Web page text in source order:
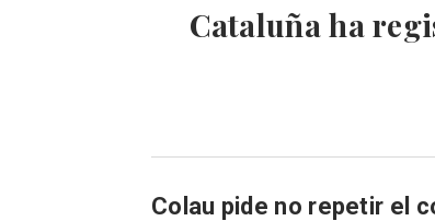
Cataluña ha
Colau pide no repetir el